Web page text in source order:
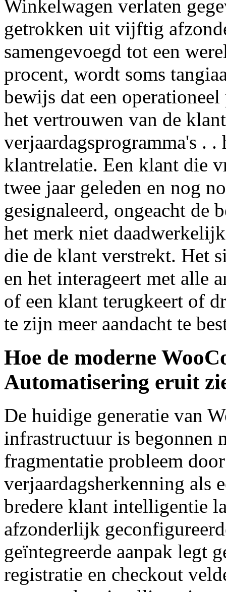
Winkelwagen verlaten
getrokken uit vijftig
samengevoegd tot een
procent, wordt soms
bewijs dat een
het vertrouwen van de
verjaardagsprogramma's .
klantrelatie. Een klant die
twee jaar geleden en nog
gesignaleerd, ongeacht de
het merk niet
die de klant verstrekt. Het
en het interageert met alle
of een klant terugkeert of
te zijn meer aandacht te
Hoe de moderne
Automatisering eruit
De huidige generatie van
infrastructuur is begonnen
fragmentatie probleem
verjaardagsherkenning als
bredere klant intelligentie
afzonderlijk
geïntegreerde aanpak legt
registratie en checkout